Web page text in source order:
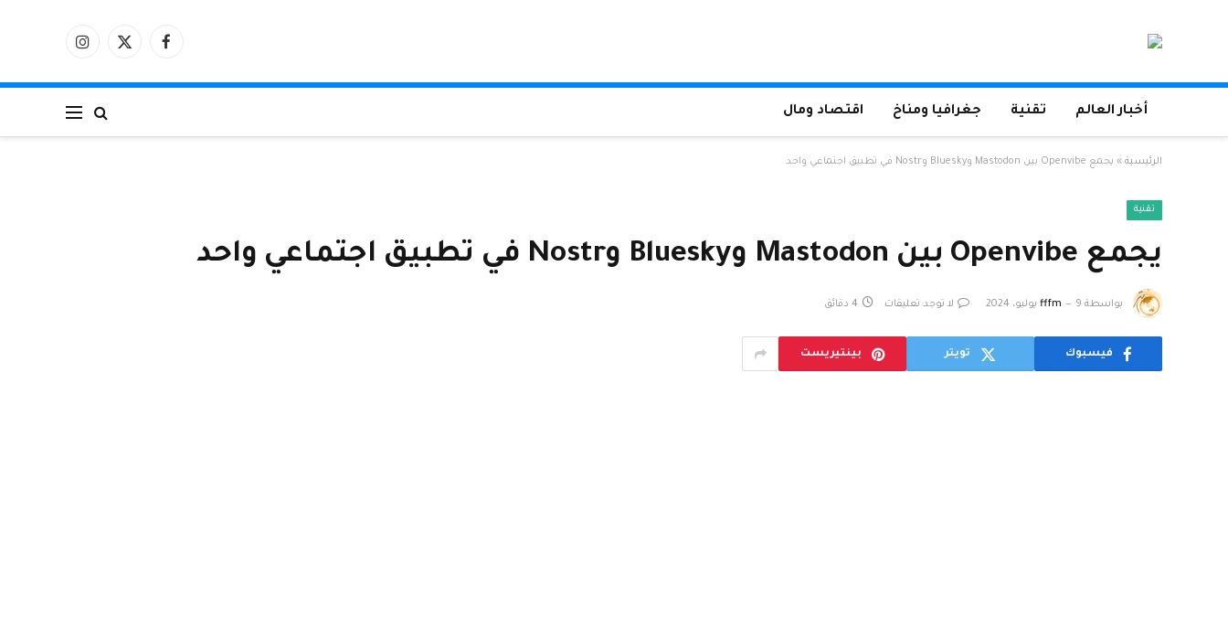
فيسبوكX
الانستغرام
أخبار العالم تقنية جغرافيا ومناخ اقتصاد ومال
الرئيسية » يجمع Openvibe بين Mastodon وBluesky وNostr في تطبيق اجتماعي واحد
تقنية
يجمع Openvibe بين Mastodon وBluesky وNostr في تطبيق اجتماعي واحد
بواسطة fffm 9 يوليو، 2024 لا توجد تعليقات 4 دقائق
فيسبوك تويتر بينتيريست